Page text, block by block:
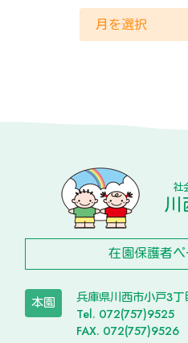
社
川
在園保護者
本園 兵庫県川西市小戸3丁
Tel. 072(757)9525
FAX. 072(757)9526